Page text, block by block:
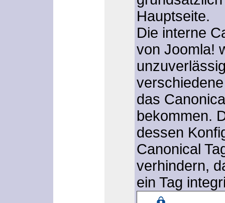
Hauptseite.
Die interne
von Joomla!
das
bekommen.
dessen
Canonical
verhindern,
ein Tag